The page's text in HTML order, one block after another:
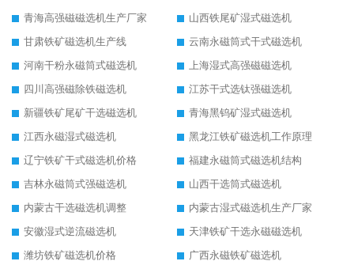
青海高强磁磁选机生产厂家
山西铁尾矿湿式磁选机
甘肃铁矿磁选机生产线
云南永磁筒式干式磁选机
河南干粉永磁筒式磁选机
上海湿式高强磁磁选机
四川高强磁除铁磁选机
江苏干式选钛强磁选机
新疆铁矿尾矿干选磁选机
青海黑钨矿湿式磁选机
江西永磁湿式磁选机
黑龙江铁矿磁选机工作原理
辽宁铁矿干式磁选机价格
福建永磁筒式磁选机结构
吉林永磁筒式强磁选机
山西干选筒式磁选机
内蒙古干选磁选机调整
内蒙古湿式磁选机生产厂家
安徽湿式逆流磁选机
天津铁矿干选永磁磁选机
潍坊铁矿磁选机价格
广西永磁铁矿磁选机